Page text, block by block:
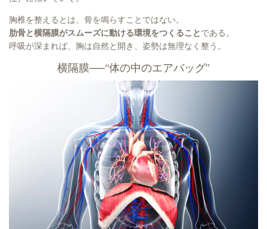
胸椎を整えるとは、骨を鳴らすことではない。
肋骨と横隔膜がスムーズに動ける環境をつくることである。
呼吸が深まれば、胸は自然と開き、姿勢は無理なく整う。
横隔膜──“体の中のエアバッグ”